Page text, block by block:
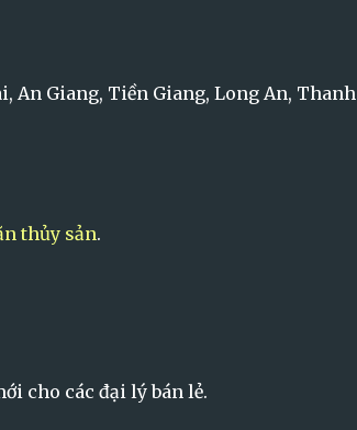
An Giang, Tiền Giang, Long An, Thanh
thủy sản.
cho các đại lý bán lẻ.